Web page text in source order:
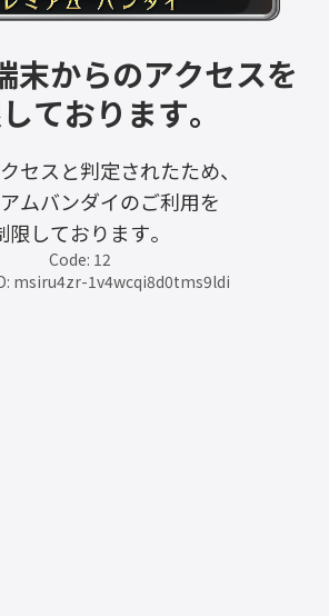
末からのアクセスを
ております。
セスと判定されたため、
ムバンダイのご利用を
限しております。
Code: 12
msiru4zr-1v4wcqi8d0tms9ldi